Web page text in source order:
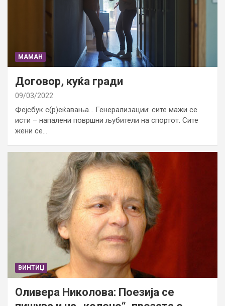
МАМАН
Договор, куќа гради
09/03/2022
Фејсбук с(р)еќавања… Генерализации: сите мажи се
исти – напалени површни љубители на спортот. Сите
жени се…
ВИНТИЏ
Оливера Николова: Поезија се